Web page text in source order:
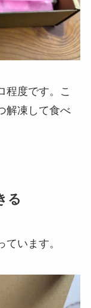
程度です。こ
解凍して食べ
る
います。